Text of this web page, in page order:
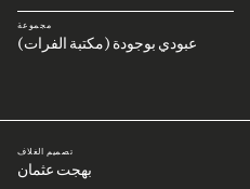
مجموعة
عبودي بوجودة (مكتبة الفرات)
تصميم الغلاف
بهجت عثمان